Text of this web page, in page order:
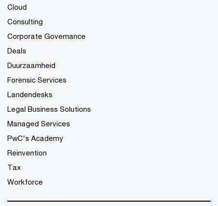
Cloud
Consulting
Corporate Governance
Deals
Duurzaamheid
Forensic Services
Landendesks
Legal Business Solutions
Managed Services
PwC's Academy
Reinvention
Tax
Workforce